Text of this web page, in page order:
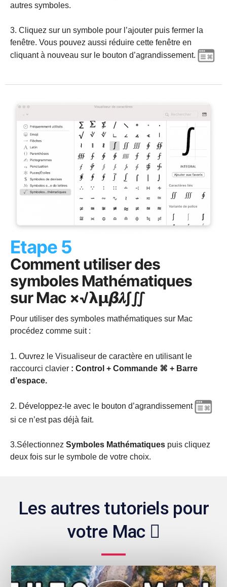
autres symboles.
3. Cliquez sur un symbole pour l’ajouter puis fermer la
fenêtre. Vous pouvez aussi réduire cette fenêtre en
cliquant à nouveau sur le bouton d’agrandissement.
Etape 5
Comment utiliser des
symboles Mathématiques
sur Mac ×√𝝺𝝻𝞫𝝀∫∬
Pour utiliser des symboles mathématiques sur Mac
procédez comme suit :
1. Ouvrez le Visualiseur de caractère en utilisant le
raccourci clavier : Control + Commande ⌘ + Barre
d’espace.
2. Développez-le avec le bouton d’agrandissement
si ce n’est pas déjà fait.
3.Sélectionnez Symboles Mathématiques puis cliquez
deux fois sur le symbole de votre choix.
Les autres tutoriels pour
votre Mac 